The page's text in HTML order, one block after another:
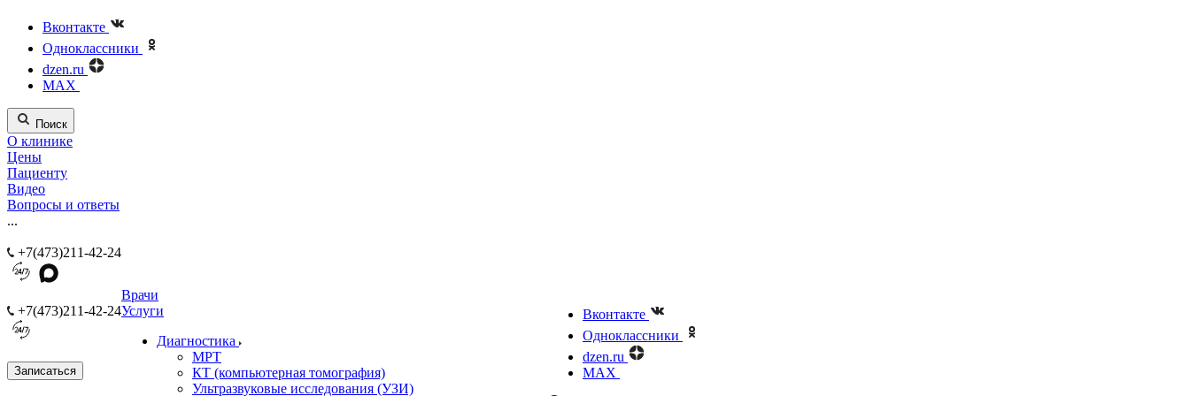
Вконтакте
Одноклассники
dzen.ru
MAX
Поиск
О клинике
Цены
Пациенту
Видео
Вопросы и ответы
...
+7(473)211-42-24
+7(473)211-42-24
Записаться
Врачи
Услуги
Диагностика
МРТ
КТ (компьютерная томография)
Ультразвуковые исследования (УЗИ)
Вконтакте
Одноклассники
dzen.ru
MAX